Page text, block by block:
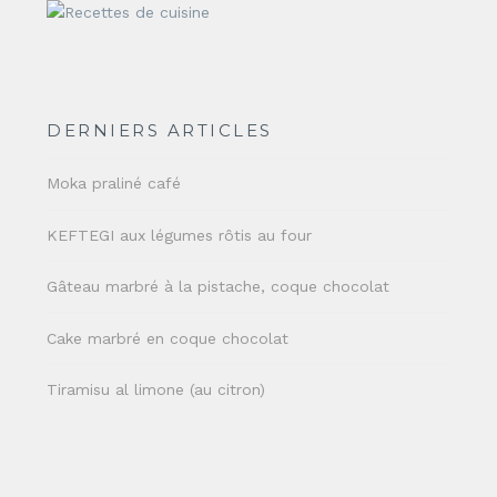
DERNIERS ARTICLES
Moka praliné café
KEFTEGI aux légumes rôtis au four
Gâteau marbré à la pistache, coque chocolat
Cake marbré en coque chocolat
Tiramisu al limone (au citron)